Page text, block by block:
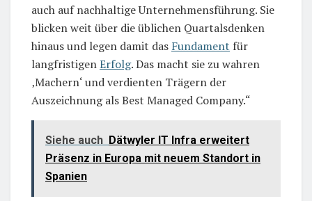
auch auf nachhaltige Unternehmensführung. Sie
blicken weit über die üblichen Quartalsdenken
hinaus und legen damit das Fundament für
langfristigenErfolg. Das macht sie zu wahren
‚Machern‘ und verdienten Trägern der
Auszeichnung als Best Managed Company.“
Siehe auch Dätwyler IT Infra erweitert
Präsenz in Europa mit neuem Standort in
Spanien